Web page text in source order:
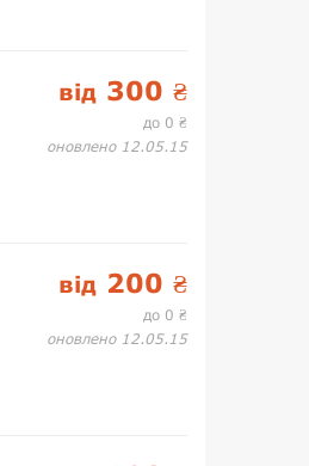
від 300 ₴
до 0 ₴
оновлено 12.05.15
від 200 ₴
до 0 ₴
оновлено 12.05.15